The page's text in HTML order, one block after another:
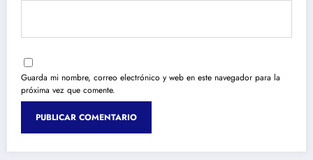
Guarda mi nombre, correo electrónico y web en este navegador para la
próxima vez que comente.